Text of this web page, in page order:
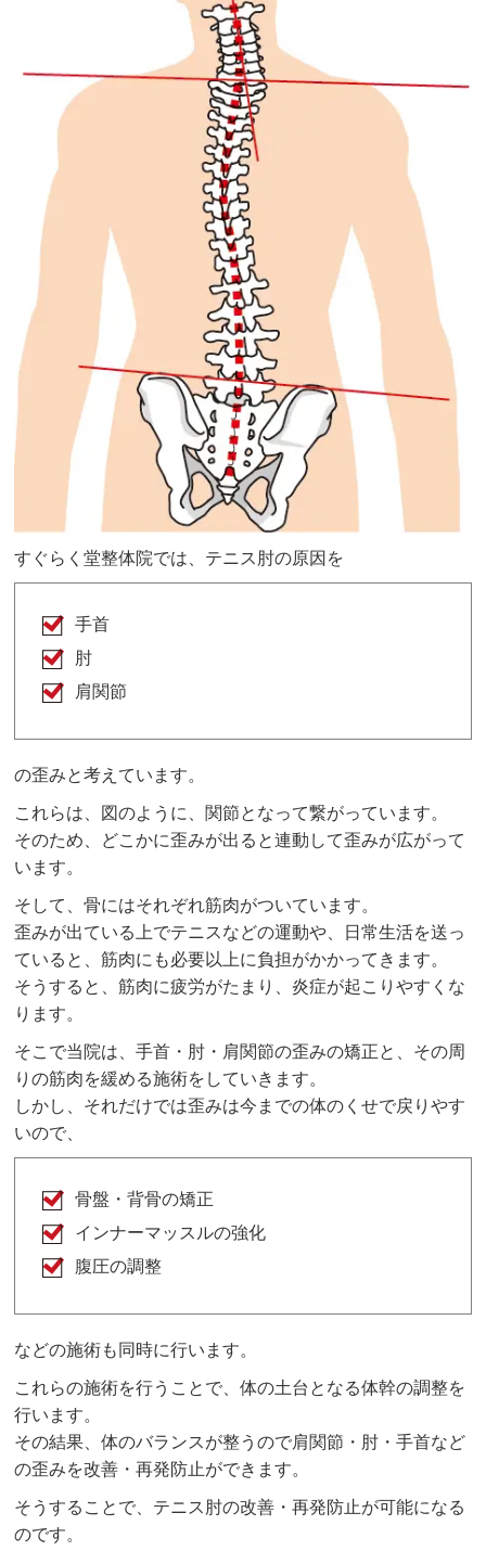
すぐらく堂整体院では、テニス肘の原因を
手首
肘
肩関節
の歪みと考えています。
これらは、図のように、関節となって繋がっています。
そのため、どこかに歪みが出ると連動して歪みが広がって
います。
そして、骨にはそれぞれ筋肉がついています。
歪みが出ている上でテニスなどの運動や、日常生活を送っ
ていると、筋肉にも必要以上に負担がかかってきます。
そうすると、筋肉に疲労がたまり、炎症が起こりやすくな
ります。
そこで当院は、手首・肘・肩関節の歪みの矯正と、その周
りの筋肉を緩める施術をしていきます。
しかし、それだけでは歪みは今までの体のくせで戻りやす
いので、
骨盤・背骨の矯正
インナーマッスルの強化
腹圧の調整
などの施術も同時に行います。
これらの施術を行うことで、体の土台となる体幹の調整を
行います。
その結果、体のバランスが整うので肩関節・肘・手首など
の歪みを改善・再発防止ができます。
そうすることで、テニス肘の改善・再発防止が可能になる
のです。